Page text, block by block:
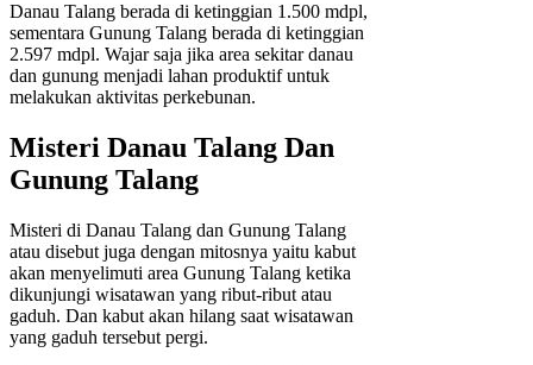
Danau Talang berada di ketinggian 1.500 mdpl,
sementara Gunung Talang berada di ketinggian
2.597 mdpl. Wajar saja jika area sekitar danau
dan gunung menjadi lahan produktif untuk
melakukan aktivitas perkebunan.
Misteri Danau Talang Dan
Gunung Talang
Misteri di Danau Talang dan Gunung Talang
atau disebut juga dengan mitosnya yaitu kabut
akan menyelimuti area Gunung Talang ketika
dikunjungi wisatawan yang ribut-ribut atau
gaduh. Dan kabut akan hilang saat wisatawan
yang gaduh tersebut pergi.